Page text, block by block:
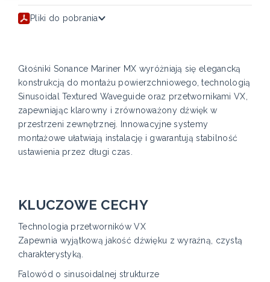
Pliki do pobrania
Głośniki Sonance Mariner MX wyróżniają się elegancką
konstrukcją do montażu powierzchniowego, technologią
Sinusoidal Textured Waveguide oraz przetwornikami VX,
zapewniając klarowny i zrównoważony dźwięk w
przestrzeni zewnętrznej. Innowacyjne systemy
montażowe ułatwiają instalację i gwarantują stabilność
ustawienia przez długi czas.
KLUCZOWE CECHY
Technologia przetworników VX
Zapewnia wyjątkową jakość dźwięku z wyraźną, czystą
charakterystyką.
Falowód o sinusoidalnej strukturze